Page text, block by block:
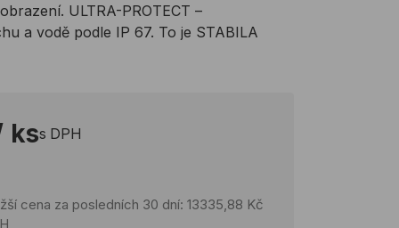
ULTRA-PROTECT –
a vodě podle IP 67. To je STABILA
kss DPH
cena za posledních 30 dní: 13335,88 Kč